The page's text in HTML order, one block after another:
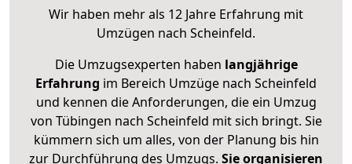
Wir haben mehr als 12 Jahre Erfahrung mit
Umzügen nach Scheinfeld.
Die Umzugsexperten haben langjährige
Erfahrung im Bereich Umzüge nach Scheinfeld
und kennen die Anforderungen, die ein Umzug
von Tübingen nach Scheinfeld mit sich bringt. Sie
kümmern sich um alles, von der Planung bis hin
zur Durchführung des Umzugs. Sie organisieren